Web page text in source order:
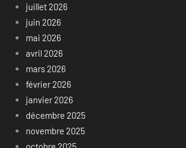
juillet 2026
juin 2026
mai 2026
avril 2026
mars 2026
février 2026
janvier 2026
décembre 2025
novembre 2025